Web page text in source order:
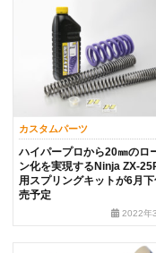
カスタムパーツ
ハイパープロから20㎜のロ
ン化を実現するNinja ZX-
用スプリングキットが6月
売予定
2022年